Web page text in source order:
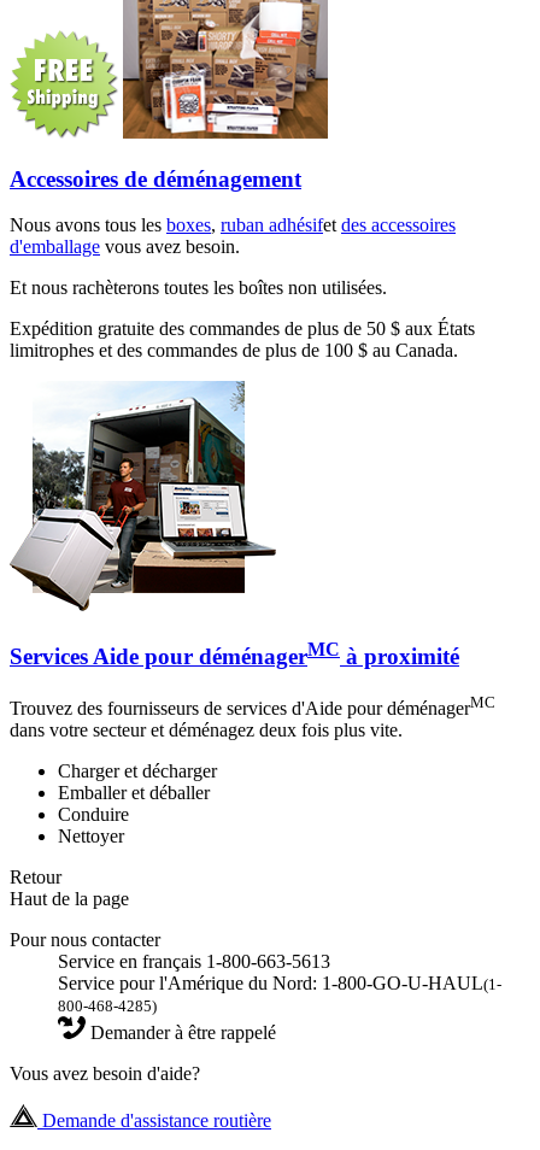
Accessoires de déménagement
Nous avons tous les boxes, ruban adhésifetdes accessoires
d'emballage vous avez besoin.
Et nous rachèterons toutes les boîtes non utilisées.
Expédition gratuite des commandes de plus de 50 $ aux États
limitrophes et des commandes de plus de 100 $ au Canada.
Services Aide pour déménagerMC à proximité
Trouvez des fournisseurs de services d'Aide pour déménagerMC
dans votre secteur et déménagez deux fois plus vite.
Charger et décharger
Emballer et déballer
Conduire
Nettoyer
Retour
Haut de la page
Pour nous contacter
Service en français 1-800-663-5613
Service pour l'Amérique du Nord: 1-800-GO-U-HAUL(1-
800-468-4285)
Demander à être rappelé
Vous avez besoin d'aide?
Demande d'assistance routière